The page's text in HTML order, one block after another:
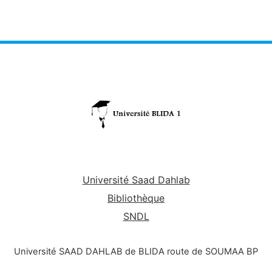
Université Saad Dahlab
Bibliothèque
SNDL
Université SAAD DAHLAB de BLIDA route de SOUMAA BP